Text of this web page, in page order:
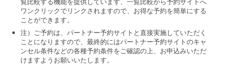
ワンクリックでリンクされますので、お得な予約を簡単にする
ことができます。
注）ご予約は、パートナー予約サイトと直接実施していただく
ことになりますので、最終的にはパートナー予約サイトのキャ
ンセル条件などの各種予約条件をご確認の上、お申込みいただ
けますようお願いいたします。